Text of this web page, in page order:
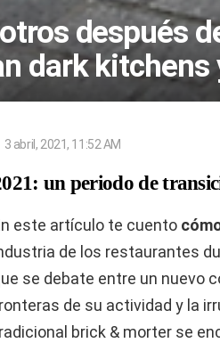
después
dark kitchens
3 abril, 2021, 11:52 AM
un periodo de
este artículo te cuento
de los restaurantes
se debate entre un nuevo
de su actividad y la
brick & morter se